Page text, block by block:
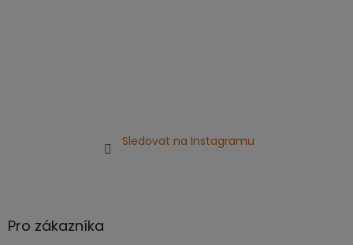
Sledovat na Instagramu
Pro zákazníka